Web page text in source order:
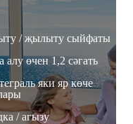
/ җылыту сыйфаты
алу өчен 1,2 сәгать
яки яр көче
/ агызу